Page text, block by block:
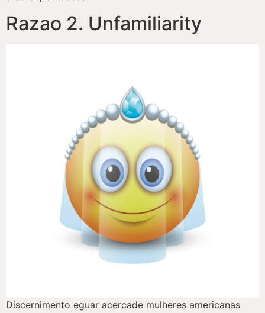
Razao 2. Unfamiliarity
Discernimento eguar acercade mulheres americanas